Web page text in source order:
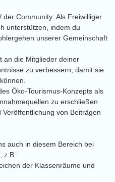
der Community: Als Freiwilliger
unterstützen, indem du
unserer Gemeinschaft
an die Mitglieder deiner
zu verbessern, damit sie
Öko-Tourismus-Konzepts als
zu erschließen
von Beiträgen
auch in diesem Bereich bei
z.B.:
der Klassenräume und